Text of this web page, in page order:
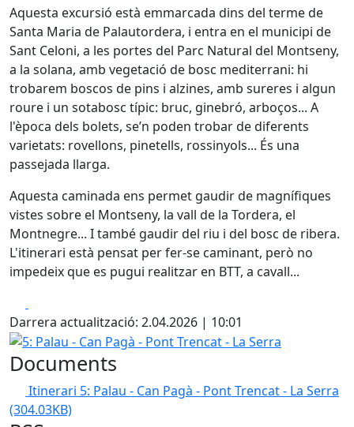
Aquesta excursió està emmarcada dins del terme de
Santa Maria de Palautordera, i entra en el municipi de
Sant Celoni, a les portes del Parc Natural del Montseny,
a la solana, amb vegetació de bosc mediterrani: hi
trobarem boscos de pins i alzines, amb sureres i algun
roure i un sotabosc típic: bruc, ginebró, arboços... A
l'època dels bolets, se’n poden trobar de diferents
varietats: rovellons, pinetells, rossinyols... És una
passejada llarga.
Aquesta caminada ens permet gaudir de magnífiques
vistes sobre el Montseny, la vall de la Tordera, el
Montnegre... I també gaudir del riu i del bosc de ribera.
L'itinerari està pensat per fer-se caminant, però no
impedeix que es pugui realitzar en BTT, a cavall...
Darrera actualització: 2.04.2026 | 10:01
5: Palau - Can Pagà - Pont Trencat - La Serra
Documents
Itinerari 5: Palau - Can Pagà - Pont Trencat - La Serra
(304.03KB)